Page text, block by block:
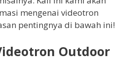
mengenai videotron
pentingnya di bawah ini!
Outdoor